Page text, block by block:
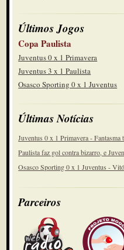
Últimos Jogos
Copa Paulista
Juventus 0 x 1 Primavera
Juventus 3 x 1 Paulista
Osasco Sporting 0 x 1 Juventus
Últimas Notícias
Juventus 0 x 1 Primavera -
Paulista faz gol contra bizarro, e
Osasco Sporting 0 x 1 Juventus -
Parceiros